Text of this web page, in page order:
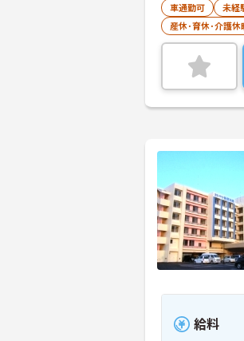
車通勤可 未経
産休･育休･介護休
給料